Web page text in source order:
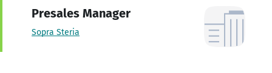
Presales Manager
Sopra Steria